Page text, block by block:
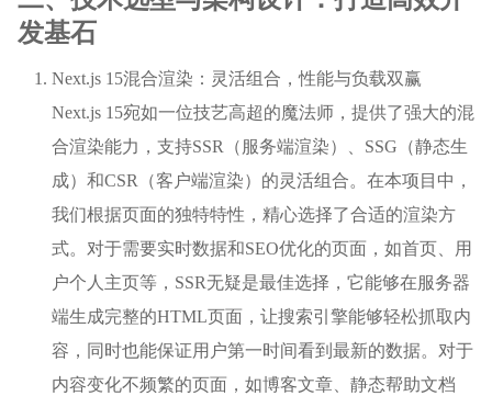
发基石
Next.js 15混合渲染：灵活组合，性能与负载双赢
Next.js 15宛如一位技艺高超的魔法师，提供了强大的混
合渲染能力，支持SSR（服务端渲染）、SSG（静态生
成）和CSR（客户端渲染）的灵活组合。在本项目中，
我们根据页面的独特特性，精心选择了合适的渲染方
式。对于需要实时数据和SEO优化的页面，如首页、用
户个人主页等，SSR无疑是最佳选择，它能够在服务器
端生成完整的HTML页面，让搜索引擎能够轻松抓取内
容，同时也能保证用户第一时间看到最新的数据。对于
内容变化不频繁的页面，如博客文章、静态帮助文档